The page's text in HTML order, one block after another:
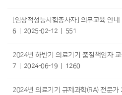
6
[임상적성능시험종사자] 의무교육 안내
2025-02-12 551
7
2024년 하반기 의료기기 품질책임자
2024-06-19 1260
2024년 의료기기 규제과학(RA) 전문가